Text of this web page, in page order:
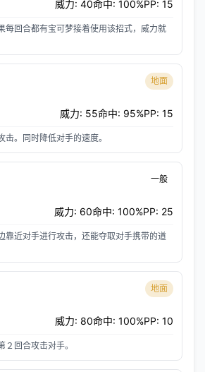
威力: 40命中: 100%PP: 15
每回合都有宝可梦接着使用该招式，威力就
地面
威力: 55命中: 95%PP: 15
击。同时降低对手的速度。
一般
威力: 60命中: 100%PP: 25
靠近对手进行攻击，还能夺取对手携带的道
地面
威力: 80命中: 100%PP: 10
回合攻击对手。